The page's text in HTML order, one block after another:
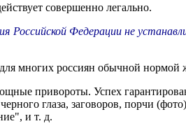
совершенно легально.
Российской Федерации не
многих россиян обычной
привороты. Успех
глаза, заговоров, порчи
и т. д.